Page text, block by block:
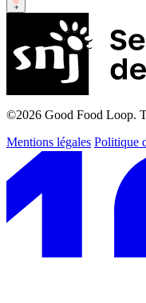
©2026 Good Food Loop.
Mentions légales Politique